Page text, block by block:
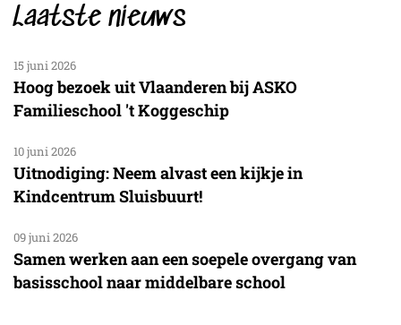
Laatste nieuws
15 juni 2026
Hoog bezoek uit Vlaanderen bij ASKO
Familieschool 't Koggeschip
10 juni 2026
Uitnodiging: Neem alvast een kijkje in
Kindcentrum Sluisbuurt!
09 juni 2026
Samen werken aan een soepele overgang van
basisschool naar middelbare school